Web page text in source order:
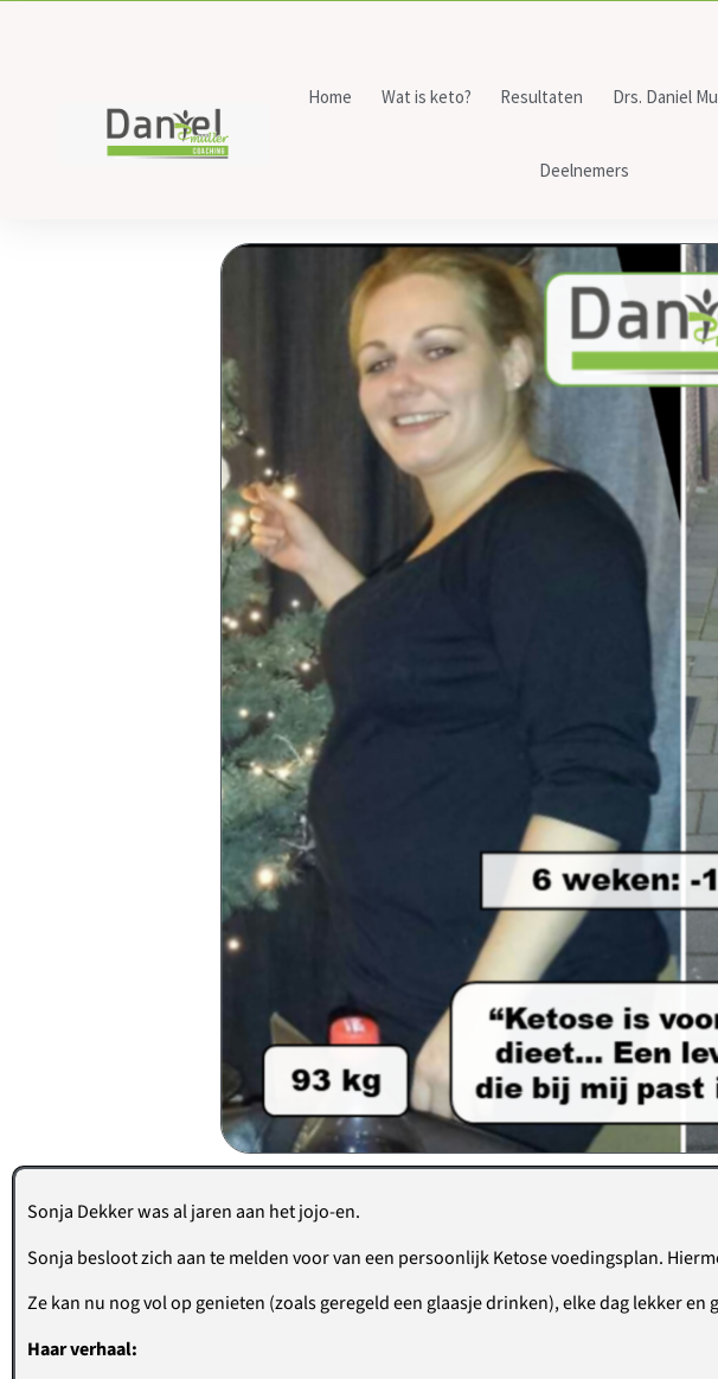
Home Wat is keto? Resultaten Drs. Daniel
Deelnemers
Sonja Dekker was al jaren aan het jojo-en.
Sonja besloot zich aan te melden voor van een persoonlijk Ketose voedingsplan.
Ze kan nu nog vol op genieten (zoals geregeld een glaasje drinken), elke dag lekker en
Haar verhaal: